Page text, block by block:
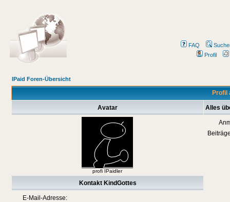
FAQ
Profil
IPaid Foren-Übersicht
Profil
Avatar Alles
profi IPaidler
Kontakt KindGottes
E-Mail-Adresse: